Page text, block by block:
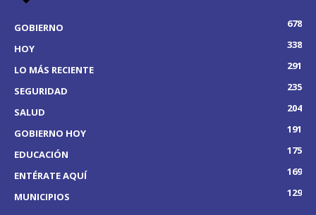
GOBIERNO
678
HOY
338
LO MÁS RECIENTE
291
SEGURIDAD
235
SALUD
204
GOBIERNO HOY
191
EDUCACIÓN
175
ENTÉRATE AQUÍ
169
MUNICIPIOS
129